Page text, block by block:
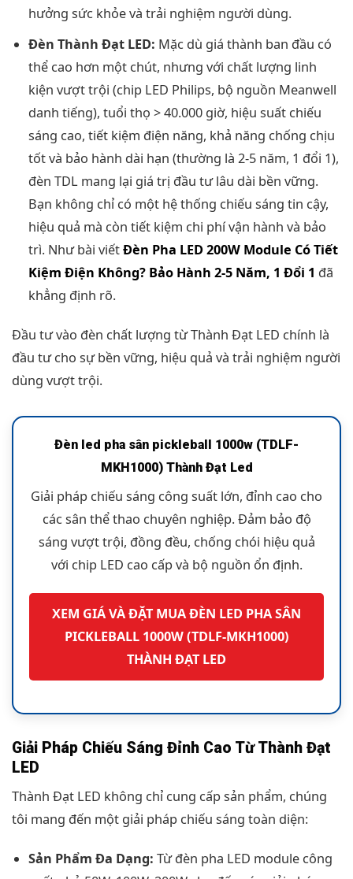
hưởng sức khỏe và trải nghiệm người dùng.
Đèn Thành Đạt LED: Mặc dù giá thành ban đầu có
thể cao hơn một chút, nhưng với chất lượng linh
kiện vượt trội (chip LED Philips, bộ nguồn Meanwell
danh tiếng), tuổi thọ > 40.000 giờ, hiệu suất chiếu
sáng cao, tiết kiệm điện năng, khả năng chống chịu
tốt và bảo hành dài hạn (thường là 2-5 năm, 1 đổi 1),
đèn TDL mang lại giá trị đầu tư lâu dài bền vững.
Bạn không chỉ có một hệ thống chiếu sáng tin cậy,
hiệu quả mà còn tiết kiệm chi phí vận hành và bảo
trì. Như bài viếtĐèn Pha LED 200W Module Có Tiết
Kiệm Điện Không? Bảo Hành 2-5 Năm, 1 Đổi 1 đã
khẳng định rõ.
Đầu tư vào đèn chất lượng từ Thành Đạt LED chính là
đầu tư cho sự bền vững, hiệu quả và trải nghiệm người
dùng vượt trội.
Đèn led pha sân pickleball 1000w (TDLF-
MKH1000) Thành Đạt Led
Giải pháp chiếu sáng công suất lớn, đỉnh cao cho
các sân thể thao chuyên nghiệp. Đảm bảo độ
sáng vượt trội, đồng đều, chống chói hiệu quả
với chip LED cao cấp và bộ nguồn ổn định.
XEM GIÁ VÀ ĐẶT MUA ĐÈN LED PHA SÂN
PICKLEBALL 1000W (TDLF-MKH1000)
THÀNH ĐẠT LED
Giải Pháp Chiếu Sáng Đỉnh Cao Từ Thành Đạt
LED
Thành Đạt LED không chỉ cung cấp sản phẩm, chúng
tôi mang đến một giải pháp chiếu sáng toàn diện:
Sản Phẩm Đa Dạng: Từ đèn pha LED module công